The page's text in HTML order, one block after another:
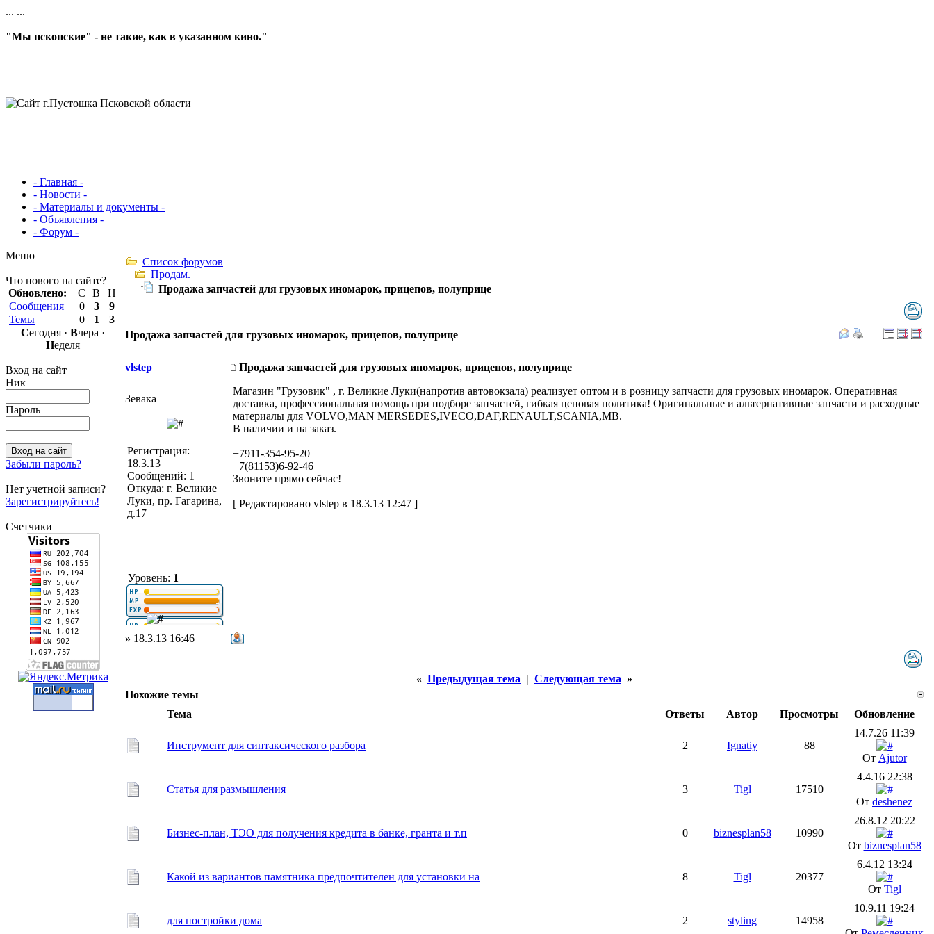
... ...
"Мы пскопские" - не такие, как в указанном кино."
- Главная -
- Новости -
- Материалы и документы -
- Объявления -
- Форум -
Меню
Что нового на сайте?
Обновлено:
С В
Н
Сообщения
0 3
9
Темы
0 1
3
Сегодня · Вчера ·
Неделя
Вход на сайт
Ник
Пароль
Забыли пароль?
Нет учетной записи?
Зарегистрируйтесь!
Счетчики
Список форумов
Продам.
Продажа запчастей для грузовых иномарок, прицепов, полуприце
Продажа запчастей для грузовых иномарок, прицепов, полуприце
vlstep Продажа запчастей для грузовых иномарок, прицепов, полуприце
Зевака
Регистрация:
18.3.13
Сообщений: 1
Откуда: г. Великие
Луки, пр. Гагарина,
д.17
Уровень: 1
Магазин "Грузовик" , г. Великие Луки(напротив автовокзала) реализует оптом и в розницу запчасти для грузовых иномарок. Оперативная
доставка, профессиональная помощь при подборе запчастей, гибкая ценовая политика! Оригинальные и альтернативные запчасти и расходные
материалы для VOLVO,MAN MERSEDES,IVECO,DAF,RENAULT,SCANIA,MB.
В наличии и на заказ.
+7911-354-95-20
+7(81153)6-92-46
Звоните прямо сейчас!
[ Редактировано vlstep в 18.3.13 12:47 ]
» 18.3.13 16:46
« Предыдущая тема | Следующая тема »
Похожие темы
Тема
Ответы Автор Просмотры Обновление
Инструмент для синтаксического разбора 2 Ignatiy 88
14.7.26 11:39
От Ajutor
Статья для размышления 3 Tigl 17510
4.4.16 22:38
От deshenez
Бизнес-план, ТЭО для получения кредита в банке, гранта и т.п 0 biznesplan58 10990
26.8.12 20:22
От biznesplan58
Какой из вариантов памятника предпочтителен для установки на 8 Tigl 20377
6.4.12 13:24
От Tigl
для постройки дома 2 styling 14958
10.9.11 19:24